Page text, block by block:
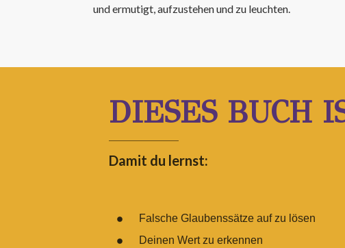
und ermutigt, aufzustehen und zu leuchten.
DIESES BUCH
Damit du lernst:
Falsche Glaubenssätze auf zu lösen
Deinen Wert zu erkennen